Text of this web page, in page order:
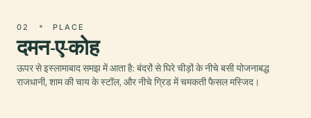
02 PLACE
दमन-ए-कोह
ऊपर से इस्लामाबाद समझ में आता है: बंदरों से घिरे चीड़ों के नीचे बसी योजनाबद्ध
राजधानी, शाम की चाय के स्टॉल, और नीचे ग्रिड में चमकती फैसल मस्जिद।